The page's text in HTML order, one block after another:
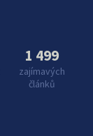
1 499
zajímavých
článků